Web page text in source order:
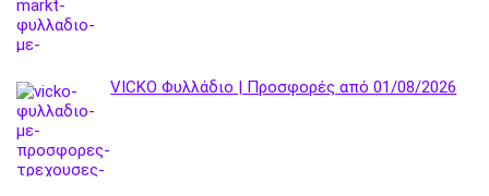
VICKO Φυλλάδιο | Προσφορές από 01/08/2026